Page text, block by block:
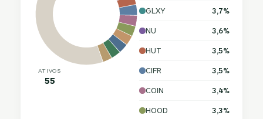
ATIVOS
55
GLXY 3,7%
NU 3,6%
HUT 3,5%
CIFR 3,5%
COIN 3,4%
HOOD 3,3%